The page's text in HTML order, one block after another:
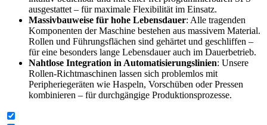
ausgestattet – für maximale Flexibilität im Einsatz.
Massivbauweise für hohe Lebensdauer: Alle tragenden
Komponenten der Maschine bestehen aus massivem Material.
Rollen und Führungsflächen sind gehärtet und geschliffen –
für eine besonders lange Lebensdauer auch im Dauerbetrieb.
Nahtlose Integration in Automatisierungslinien: Unsere
Rollen-Richtmaschinen lassen sich problemlos mit
Peripheriegeräten wie Haspeln, Vorschüben oder Pressen
kombinieren – für durchgängige Produktionsprozesse.